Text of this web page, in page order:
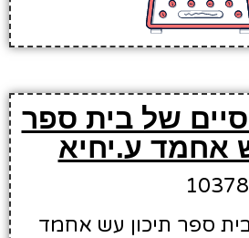
של בית ספר
אחמד ע.יחיא
ספר תיכון עש אחמד